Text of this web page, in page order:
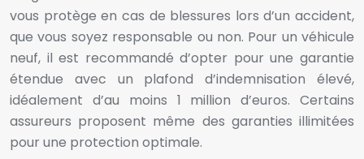
vous protège en cas de blessures lors d’un accident,
que vous soyez responsable ou non. Pour un véhicule
neuf, il est recommandé d’opter pour une garantie
étendue avec un plafond d’indemnisation élevé,
idéalement d’au moins 1 million d’euros. Certains
assureurs proposent même des garanties illimitées
pour une protection optimale.